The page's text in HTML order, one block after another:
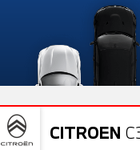
CITROEN
Usato